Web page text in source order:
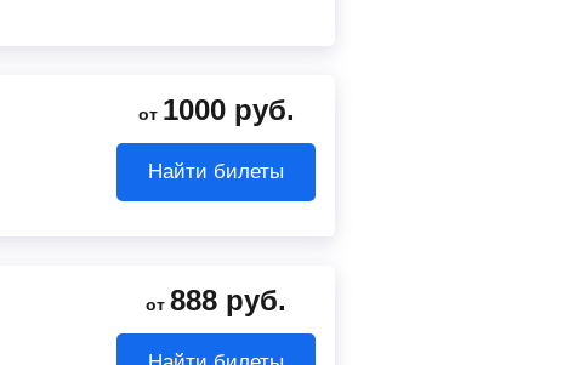
от 1000 руб.
Найти билеты
от888 руб.